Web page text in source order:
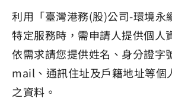
利用「臺灣港務(股)公司-環境永
特定服務時，需申請人提供個人
依需求請您提供姓名、身分證字
mail、通訊住址及戶籍地址等個
之資料。